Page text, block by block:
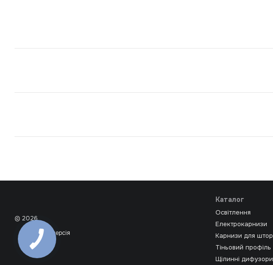
© 2026
Мобільна версія
Каталог
Освітлення
Електрокарнизи
Карнизи для штор
Тіньовий профіль
Щілинні дифузори